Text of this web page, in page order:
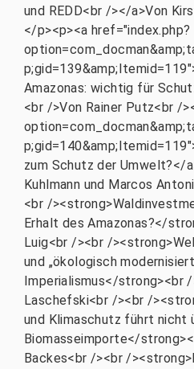
und REDD<br /></a>Von
</p><p><a href="index.php?
Amazonas: wichtig für
<br />Von Rainer Putz<br /
zum Schutz der Umwelt?</
Kuhlmann und Marcos
<br /
Erhalt des Amazonas?</
Luig<br /><br /
und „ökologisch
Imperialismus</strong><br /
Laschefski<br /><br /
und Klimaschutz führt nicht
Biomasseimporte</
Backes<br /><br /